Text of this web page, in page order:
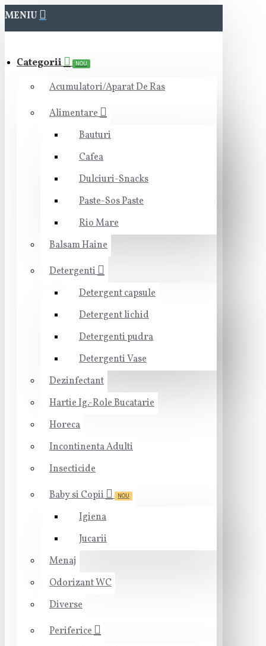
MENIU
Categorii NOU
Acumulatori/Aparat De Ras
Alimentare
Bauturi
Cafea
Dulciuri-Snacks
Paste-Sos Paste
Rio Mare
Balsam Haine
Detergenti
Detergent capsule
Detergent lichid
Detergenti pudra
Detergenti Vase
Dezinfectant
Hartie Ig.-Role Bucatarie
Horeca
Incontinenta Adulti
Insecticide
Baby si Copii
NOU
Igiena
Jucarii
Menaj
Odorizant WC
Diverse
Periferice